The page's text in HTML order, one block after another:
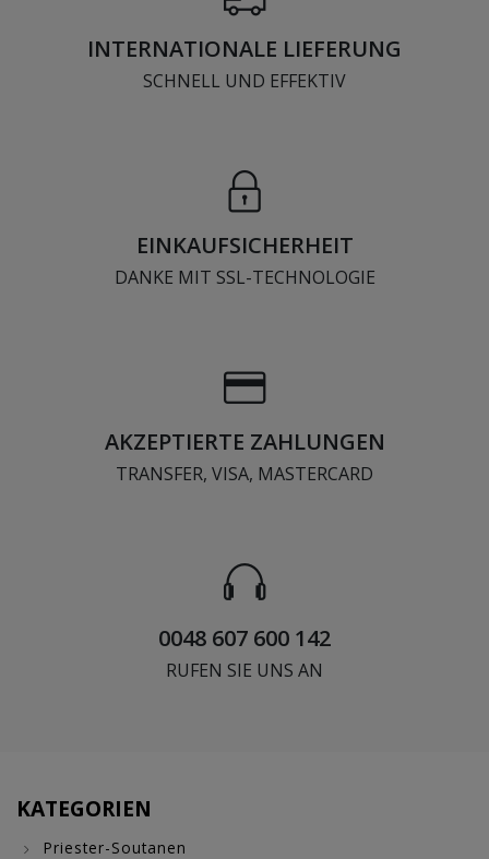
INTERNATIONALE LIEFERUNG
SCHNELL UND EFFEKTIV
EINKAUFSICHERHEIT
DANKE MIT SSL-TECHNOLOGIE
AKZEPTIERTE ZAHLUNGEN
TRANSFER, VISA, MASTERCARD
0048 607 600 142
RUFEN SIE UNS AN
KATEGORIEN
Priester-Soutanen